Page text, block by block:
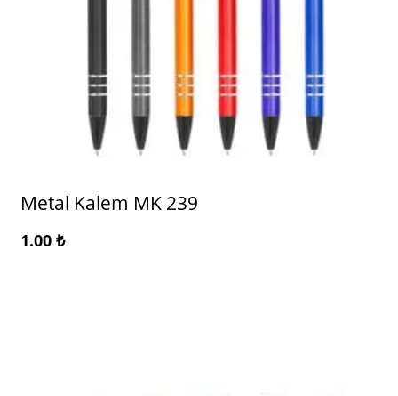
Metal Kalem MK 239
1.00 ₺